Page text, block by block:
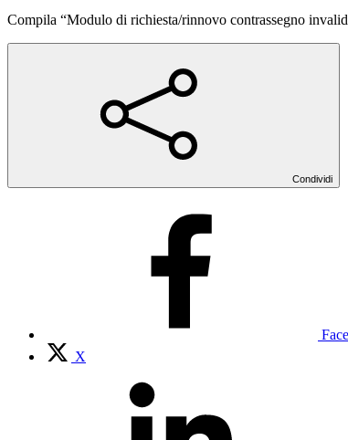
Compila “Modulo di richiesta/rinnovo contrassegno
Condividi
X